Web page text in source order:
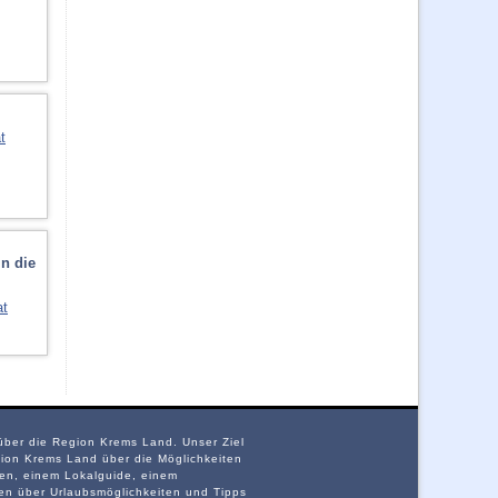
die
die Region Krems Land. Unser Ziel
Krems Land über die Möglichkeiten
einem Lokalguide, einem
über Urlaubsmöglichkeiten und Tipps